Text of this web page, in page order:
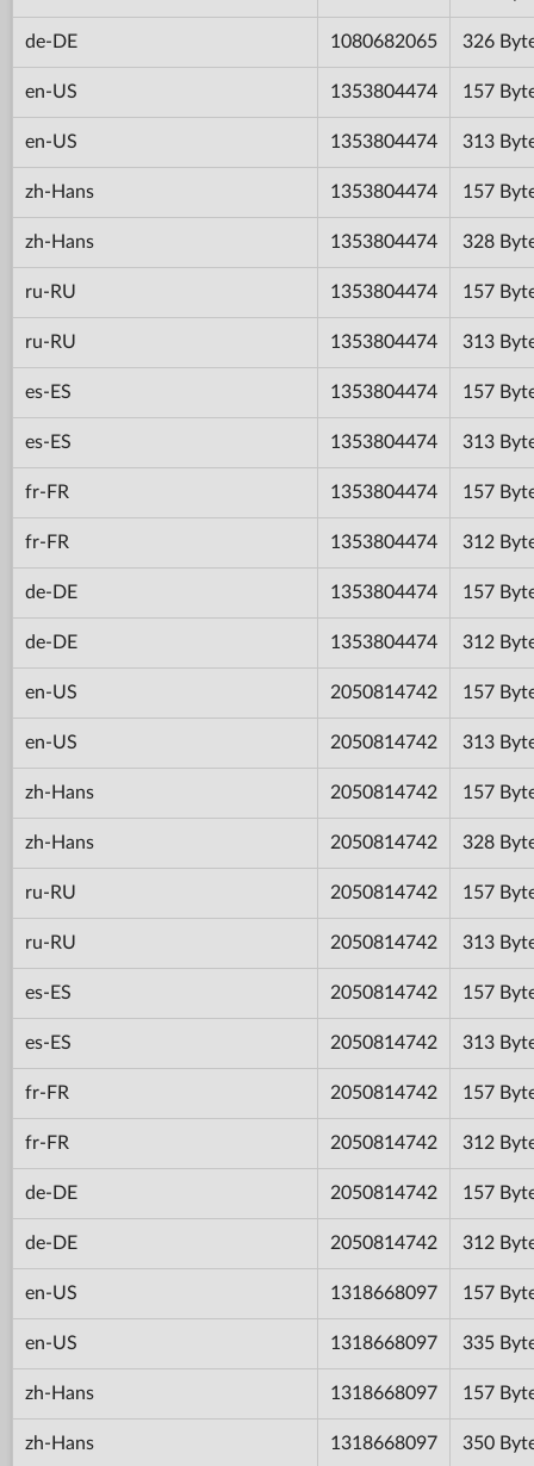
de-DE 1080682065 326
en-US 1353804474 157
en-US 1353804474 313
zh-Hans 1353804474 157
zh-Hans 1353804474 328
ru-RU 1353804474 157
ru-RU 1353804474 313
es-ES 1353804474 157
es-ES 1353804474 313
fr-FR 1353804474 157
fr-FR 1353804474 312
de-DE 1353804474 157
de-DE 1353804474 312
en-US 2050814742 157
en-US 2050814742 313
zh-Hans 2050814742 157
zh-Hans 2050814742 328
ru-RU 2050814742 157
ru-RU 2050814742 313
es-ES 2050814742 157
es-ES 2050814742 313
fr-FR 2050814742 157
fr-FR 2050814742 312
de-DE 2050814742 157
de-DE 2050814742 312
en-US 1318668097 157
en-US 1318668097 335
zh-Hans 1318668097 157
zh-Hans 1318668097 350